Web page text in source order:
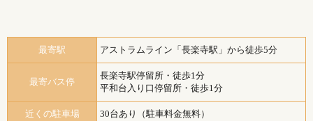
最寄駅 アストラムライン「長楽寺駅」から徒歩5分
最寄バス停
長楽寺駅停留所・徒歩1分
平和台入り口停留所・徒歩1分
近くの駐車場 30台あり（駐車料金無料）